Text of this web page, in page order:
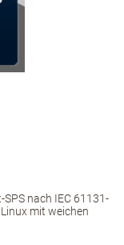
SPS nach IEC 61131-
mit weichen